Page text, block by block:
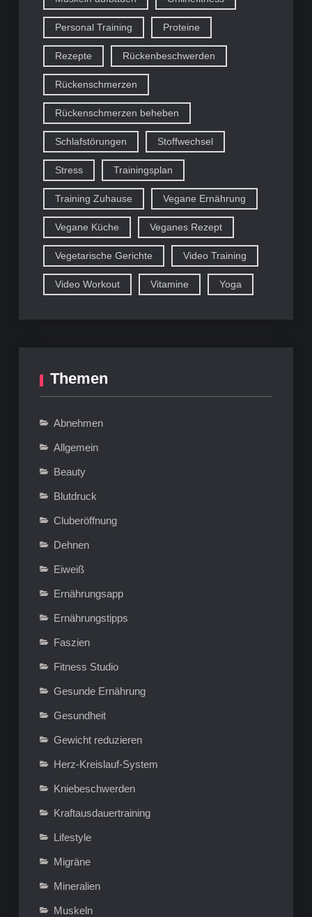
Personal Training Proteine
Rezepte Rückenbeschwerden
Rückenschmerzen
Rückenschmerzen beheben
Schlafstörungen Stoffwechsel
Stress Trainingsplan
Training Zuhause Vegane Ernährung
Vegane Küche Veganes Rezept
Vegetarische Gerichte Video Training
Video Workout Vitamine Yoga
Themen
Abnehmen
Allgemein
Beauty
Blutdruck
Cluberöffnung
Dehnen
Eiweiß
Ernährungsapp
Ernährungstipps
Faszien
Fitness Studio
Gesunde Ernährung
Gesundheit
Gewicht reduzieren
Herz-Kreislauf-System
Kniebeschwerden
Kraftausdauertraining
Lifestyle
Migräne
Mineralien
Muskeln